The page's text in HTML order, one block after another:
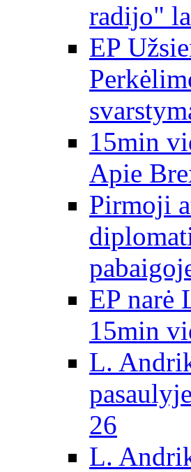
radijo"
EP
15min
Apie
Pirmoji
EP narė
15min
L.
26
L.